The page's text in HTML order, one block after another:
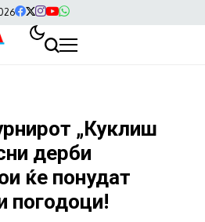
„Куклиш
дерби
ќе понудат
погодоци!